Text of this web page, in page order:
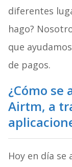
diferentes
hago?
que
de pagos.
¿Cómo se
Airtm, a
Hoy en día se